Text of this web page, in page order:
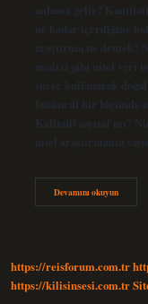
anlama gelir?
ne kadar içerdiğine
araştırma ne demek?
analizi gibi nitel veri
süreç kullanarak
bütüncül bir biçimde
Kalitatif sayısal mı?
nitel araştırmanın
Devamını okuyunKalitatif
Ve
https://reisforum.com.tr
https://kilisinsesi.com.tr